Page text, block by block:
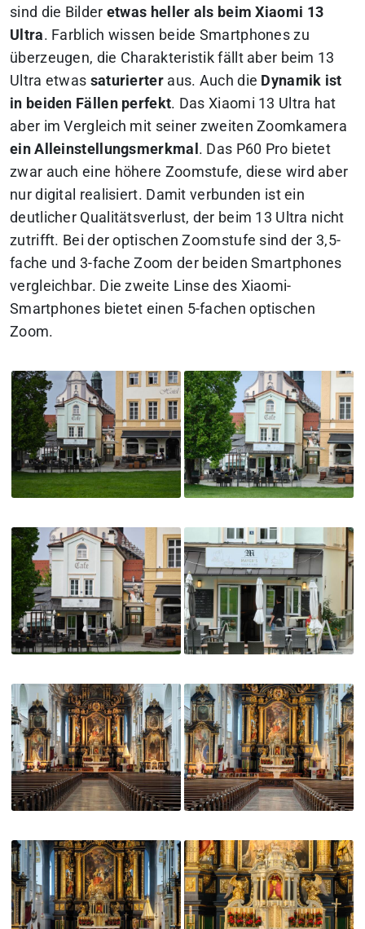
sind die Bilder etwas heller als beim Xiaomi 13
Ultra. Farblich wissen beide Smartphones zu
überzeugen, die Charakteristik fällt aber beim 13
Ultra etwas saturierteraus. Auch die Dynamik ist
in beiden Fällen perfekt. Das Xiaomi 13 Ultra hat
aber im Vergleich mit seiner zweiten Zoomkamera
ein Alleinstellungsmerkmal . Das P60 Pro bietet
zwar auch eine höhere Zoomstufe, diese wird aber
nur digital realisiert. Damit verbunden ist ein
deutlicher Qualitätsverlust, der beim 13 Ultra nicht
zutrifft. Bei der optischen Zoomstufe sind der 3,5-
fache und 3-fache Zoom der beiden Smartphones
vergleichbar. Die zweite Linse des Xiaomi-
Smartphones bietet einen 5-fachen optischen
Zoom.